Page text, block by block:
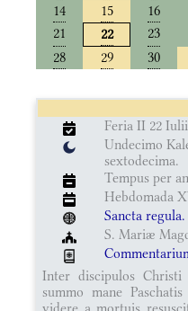
14
15 16
21
22 23
28
29 30
Feria II 22
Undecimo
sextodecima.
Tempus per
Hebdomada
Sancta regula.
S. Mariæ
Inter discipulos
summo mane